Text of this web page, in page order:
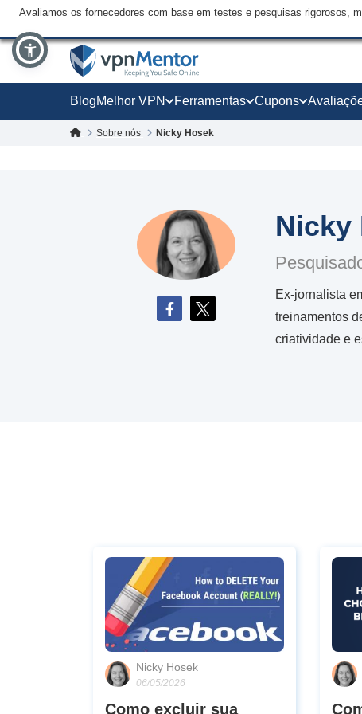
Avaliamos os fornecedores com base em testes e pesquisas rigorosos,
BlogMelhor VPN Ferramentas Cupons
Sobre nós Nicky Hosek
Nicky
Ex-jornalista
treinamentos
criatividade e
Nicky Hosek
06/05/2026
Como excluir sua